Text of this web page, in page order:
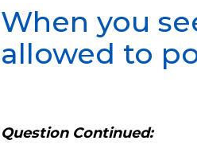
When you
allowed to
Question Continued: